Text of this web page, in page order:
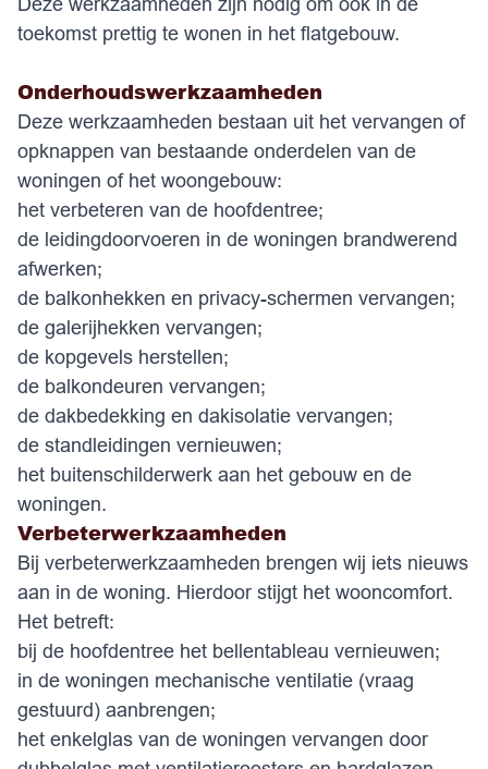
toekomst prettig te wonen in het flatgebouw.
Onderhoudswerkzaamheden
Deze werkzaamheden bestaan uit het vervangen of
opknappen van bestaande onderdelen van de
woningen of het woongebouw:
het verbeteren van de hoofdentree;
de leidingdoorvoeren in de woningen brandwerend
afwerken;
de balkonhekken en privacy-schermen vervangen;
de galerijhekken vervangen;
de kopgevels herstellen;
de balkondeuren vervangen;
de dakbedekking en dakisolatie vervangen;
de standleidingen vernieuwen;
het buitenschilderwerk aan het gebouw en de
woningen.
Verbeterwerkzaamheden
Bij verbeterwerkzaamheden brengen wij iets nieuws
aan in de woning. Hierdoor stijgt het wooncomfort.
Het betreft:
bij de hoofdentree het bellentableau vernieuwen;
in de woningen mechanische ventilatie (vraag
gestuurd) aanbrengen;
het enkelglas van de woningen vervangen door